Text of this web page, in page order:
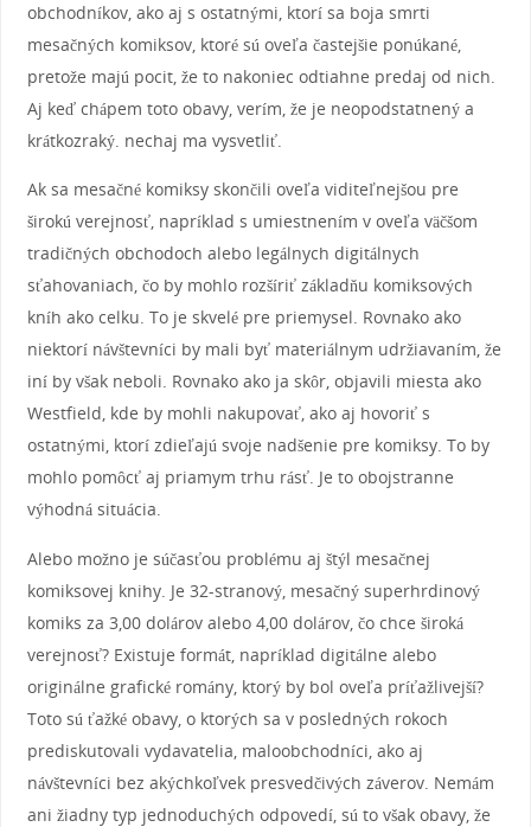
obchodníkov, ako aj s ostatnými, ktorí sa boja smrti
mesačných komiksov, ktoré sú oveľa častejšie ponúkané,
pretože majú pocit, že to nakoniec odtiahne predaj od nich.
Aj keď chápem toto obavy, verím, že je neopodstatnený a
krátkozraký. nechaj ma vysvetliť.
Ak sa mesačné komiksy skončili oveľa viditeľnejšou pre
širokú verejnosť, napríklad s umiestnením v oveľa väčšom
tradičných obchodoch alebo legálnych digitálnych
sťahovaniach, čo by mohlo rozšíriť základňu komiksových
kníh ako celku. To je skvelé pre priemysel. Rovnako ako
niektorí návštevníci by mali byť materiálnym udržiavaním, že
iní by však neboli. Rovnako ako ja skôr, objavili miesta ako
Westfield, kde by mohli nakupovať, ako aj hovoriť s
ostatnými, ktorí zdieľajú svoje nadšenie pre komiksy. To by
mohlo pomôcť aj priamym trhu rásť. Je to obojstranne
výhodná situácia.
Alebo možno je súčasťou problému aj štýl mesačnej
komiksovej knihy. Je 32-stranový, mesačný superhrdinový
komiks za 3,00 dolárov alebo 4,00 dolárov, čo chce široká
verejnosť? Existuje formát, napríklad digitálne alebo
originálne grafické romány, ktorý by bol oveľa príťažlivejší?
Toto sú ťažké obavy, o ktorých sa v posledných rokoch
prediskutovali vydavatelia, maloobchodníci, ako aj
návštevníci bez akýchkoľvek presvedčivých záverov. Nemám
ani žiadny typ jednoduchých odpovedí, sú to však obavy, že